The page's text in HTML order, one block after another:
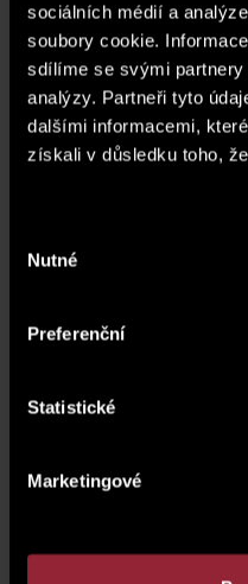
sociálních médií a
soubory cookie.
sdílíme se svými
analýzy. Partneři tyto
dalšími informacemi,
získali v důsledku toho,
souhlasu
Nutné
Preferenční
Statistické
Marketingové
Motto ITALIERU zní
ním je spojena
rámci nabízí
a vybavení, a vytváří
Nábytek použitý ve
představit návrhy
bytu 3+1 v
pro
předložení karty klubu